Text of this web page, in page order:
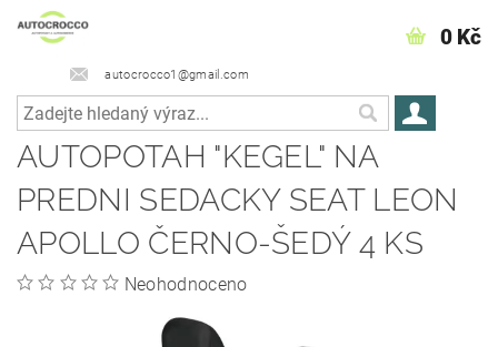
autocrocco1@gmail.com
0 Kč
AUTOPOTAH "KEGEL" NA
PREDNI SEDACKY SEAT LEON
APOLLO ČERNO-ŠEDÝ 4 KS
Neohodnoceno